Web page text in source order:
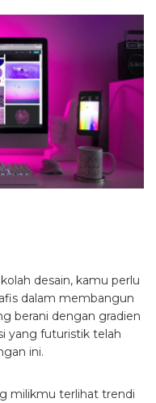
desain, kamu perlu
dalam membangun
berani dengan gradien
yang futuristik telah
ini.
milikmu terlihat trendi